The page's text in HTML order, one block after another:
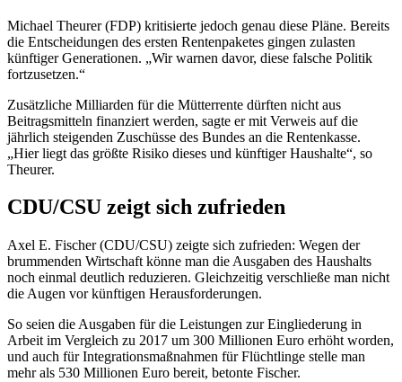
Michael Theurer (FDP) kritisierte jedoch genau diese Pläne. Bereits
die Entscheidungen des ersten Rentenpaketes gingen zulasten
künftiger Generationen. „Wir warnen davor, diese falsche Politik
fortzusetzen.“
Zusätzliche Milliarden für die Mütterrente dürften nicht aus
Beitragsmitteln finanziert werden, sagte er mit Verweis auf die
jährlich steigenden Zuschüsse des Bundes an die Rentenkasse.
„Hier liegt das größte Risiko dieses und künftiger Haushalte“, so
Theurer.
CDU/CSU zeigt sich zufrieden
Axel E. Fischer (CDU/CSU) zeigte sich zufrieden: Wegen der
brummenden Wirtschaft könne man die Ausgaben des Haushalts
noch einmal deutlich reduzieren. Gleichzeitig verschließe man nicht
die Augen vor künftigen Herausforderungen.
So seien die Ausgaben für die Leistungen zur Eingliederung in
Arbeit im Vergleich zu 2017 um 300 Millionen Euro erhöht worden,
und auch für Integrationsmaßnahmen für Flüchtlinge stelle man
mehr als 530 Millionen Euro bereit, betonte Fischer.